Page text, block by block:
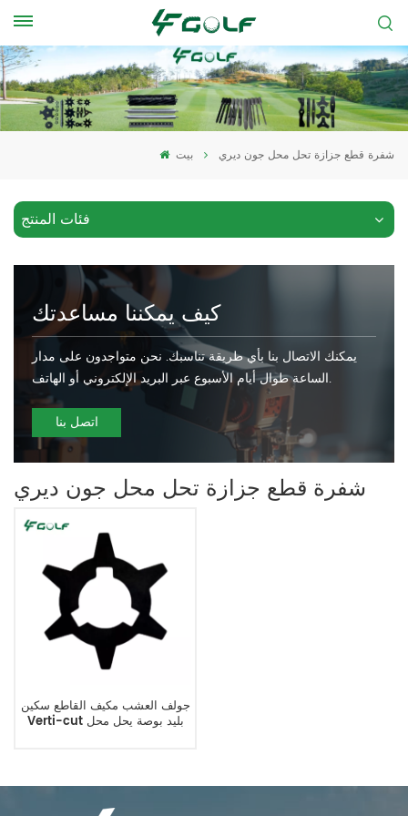
بيت شفرة قطع جزازة تحل محل جون ديري
فئات المنتج
كيف يمكننا مساعدتك
يمكنك الاتصال بنا بأي طريقة تناسبك. نحن متواجدون على مدار
الساعة طوال أيام الأسبوع عبر البريد الإلكتروني أو الهاتف.
اتصل بنا
شفرة قطع جزازة تحل محل جون ديري
جولف العشب مكيف القاطع سكين
Verti-cut بليد بوصة يحل محل